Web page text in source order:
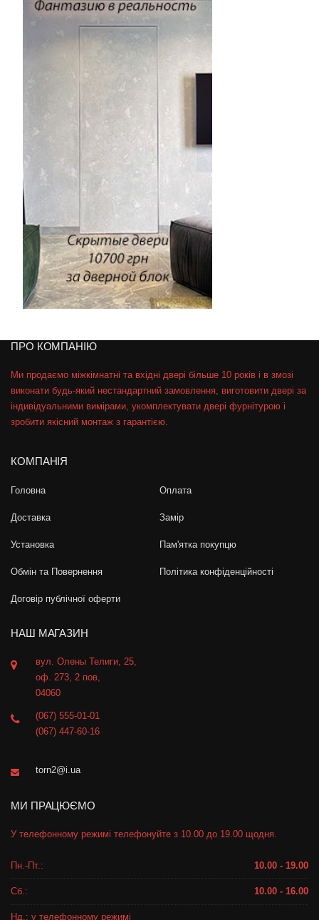
ПРО КОМПАНІЮ
Ми продаємо міжкімнатні та вхідні двері більше 10 років і в змозі
виконати будь-який нестандартний замовлення, виготовити двері за
індивідуальними вимірами, укомплектувати двері фурнітурою і
зробити якісний монтаж з гарантією.
КОМПАНІЯ
Головна Оплата
Доставка Замір
Установка Пам'ятка покупцю
Обмін та Повернення Політика конфіденційності
Договір публічної оферти
НАШ МАГАЗИН
вул. Олены Телиги, 25,
оф. 273, 2 пов,
04060
(067) 555-01-01
(067) 447-60-16
torn2@i.ua
МИ ПРАЦЮЄМО
У телефонному режимі телефонуйте з 10.00 до 19.00 щодня.
Пн.-Пт.: 10.00 - 19.00
Сб.: 10.00 - 16.00
Нд.: у телефонному режимі